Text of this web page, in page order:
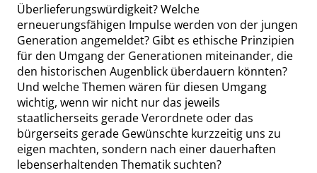
Überlieferungswürdigkeit? Welche
erneuerungsfähigen Impulse werden von der jungen
Generation angemeldet? Gibt es ethische Prinzipien
für den Umgang der Generationen miteinander, die
den historischen Augenblick überdauern könnten?
Und welche Themen wären für diesen Umgang
wichtig, wenn wir nicht nur das jeweils
staatlicherseits gerade Verordnete oder das
bürgerseits gerade Gewünschte kurzzeitig uns zu
eigen machten, sondern nach einer dauerhaften
lebenserhaltenden Thematik suchten?